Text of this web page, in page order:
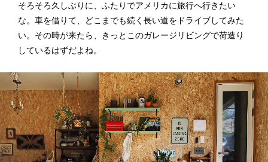
そろそろ久しぶりに、ふたりでアメリカに旅行へ行きたい
な。車を借りて、どこまでも続く長い道をドライブしてみた
い。その時が来たら、きっとこのガレージリビングで荷造り
しているはずだよね。